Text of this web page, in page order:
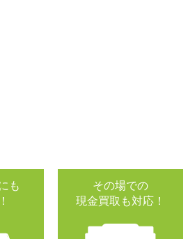
も
その場での
現金買取も対応！